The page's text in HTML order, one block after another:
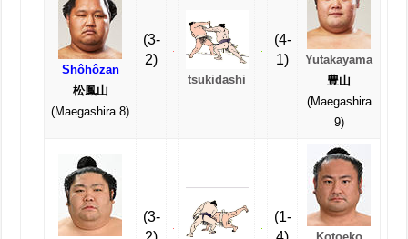
Shôhôzan
松鳳山
(Maegashira 8)
(3-
2)
tsukidashi
(4-
1)
Yutakayama
豊山
(Maegashira
9)
(3-
(1-